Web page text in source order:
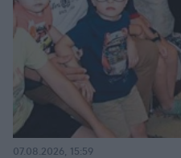
07.08.2026, 15:59